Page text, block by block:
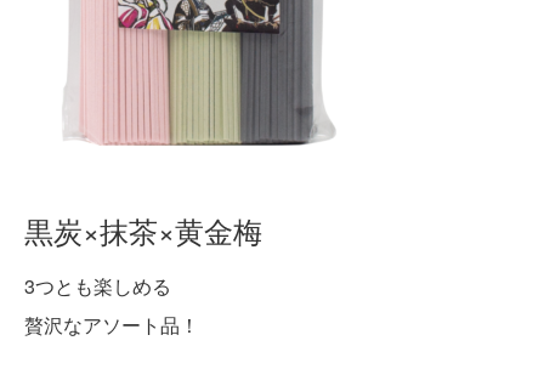
黒炭×抹茶×黄金梅
3つとも楽しめる
贅沢なアソート品！